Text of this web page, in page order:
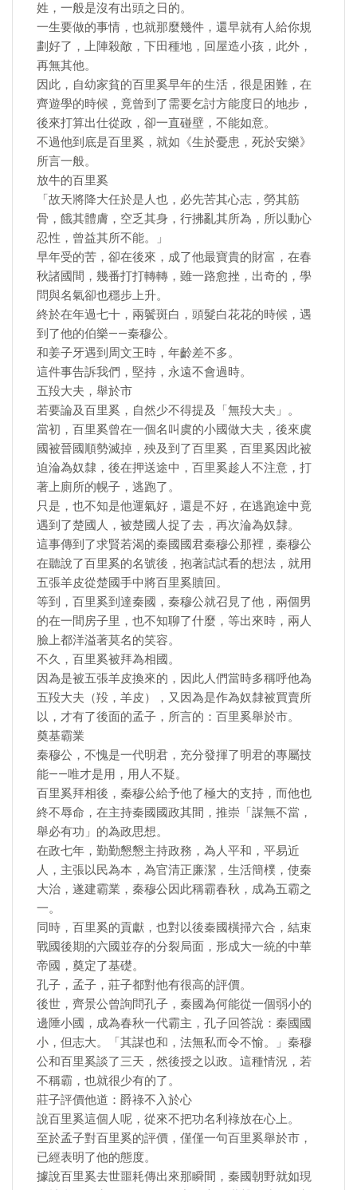
姓，一般是沒有出頭之日的。
一生要做的事情，也就那麼幾件，還早就有人給你規
劃好了，上陣殺敵，下田種地，回屋造小孩，此外，
再無其他。
因此，自幼家貧的百里奚早年的生活，很是困難，在
齊遊學的時候，竟曾到了需要乞討方能度日的地步，
後來打算出仕從政，卻一直碰壁，不能如意。
不過他到底是百里奚，就如《生於憂患，死於安樂》
所言一般。
放牛的百里奚
「故天將降大任於是人也，必先苦其心志，勞其筋
骨，餓其體膚，空乏其身，行拂亂其所為，所以動心
忍性，曾益其所不能。」
早年受的苦，卻在後來，成了他最寶貴的財富，在春
秋諸國間，幾番打打轉轉，雖一路愈挫，出奇的，學
問與名氣卻也穩步上升。
終於在年過七十，兩鬢斑白，頭髮白花花的時候，遇
到了他的伯樂——秦穆公。
和姜子牙遇到周文王時，年齡差不多。
這件事告訴我們，堅持，永遠不會過時。
五羖大夫，舉於市
若要論及百里奚，自然少不得提及「無羖大夫」。
當初，百里奚曾在一個名叫虞的小國做大夫，後來虞
國被晉國順勢滅掉，殃及到了百里奚，百里奚因此被
迫淪為奴隸，後在押送途中，百里奚趁人不注意，打
著上廁所的幌子，逃跑了。
只是，也不知是他運氣好，還是不好，在逃跑途中竟
遇到了楚國人，被楚國人捉了去，再次淪為奴隸。
這事傳到了求賢若渴的秦國國君秦穆公那裡，秦穆公
在聽說了百里奚的名號後，抱著試試看的想法，就用
五張羊皮從楚國手中將百里奚贖回。
等到，百里奚到達秦國，秦穆公就召見了他，兩個男
的在一間房子里，也不知聊了什麼，等出來時，兩人
臉上都洋溢著莫名的笑容。
不久，百里奚被拜為相國。
因為是被五張羊皮換來的，因此人們當時多稱呼他為
五羖大夫（羖，羊皮），又因為是作為奴隸被買賣所
以，才有了後面的孟子，所言的：百里奚舉於市。
奠基霸業
秦穆公，不愧是一代明君，充分發揮了明君的專屬技
能——唯才是用，用人不疑。
百里奚拜相後，秦穆公給予他了極大的支持，而他也
終不辱命，在主持秦國國政其間，推崇「謀無不當，
舉必有功」的為政思想。
在政七年，勤勤懇懇主持政務，為人平和，平易近
人，主張以民為本，為官清正廉潔，生活簡樸，使秦
大治，遂建霸業，秦穆公因此稱霸春秋，成為五霸之
一。
同時，百里奚的貢獻，也對以後秦國橫掃六合，結束
戰國後期的六國並存的分裂局面，形成大一統的中華
帝國，奠定了基礎。
孔子，孟子，莊子都對他有很高的評價。
後世，齊景公曾詢問孔子，秦國為何能從一個弱小的
邊陲小國，成為春秋一代霸主，孔子回答說：秦國國
小，但志大。「其謀也和，法無私而令不愉。」秦穆
公和百里奚談了三天，然後授之以政。這種情況，若
不稱霸，也就很少有的了。
莊子評價他道：爵祿不入於心
說百里奚這個人呢，從來不把功名利祿放在心上。
至於孟子對百里奚的評價，僅僅一句百里奚舉於市，
已經表明了他的態度。
據說百里奚去世噩耗傳出來那瞬間，秦國朝野就如現